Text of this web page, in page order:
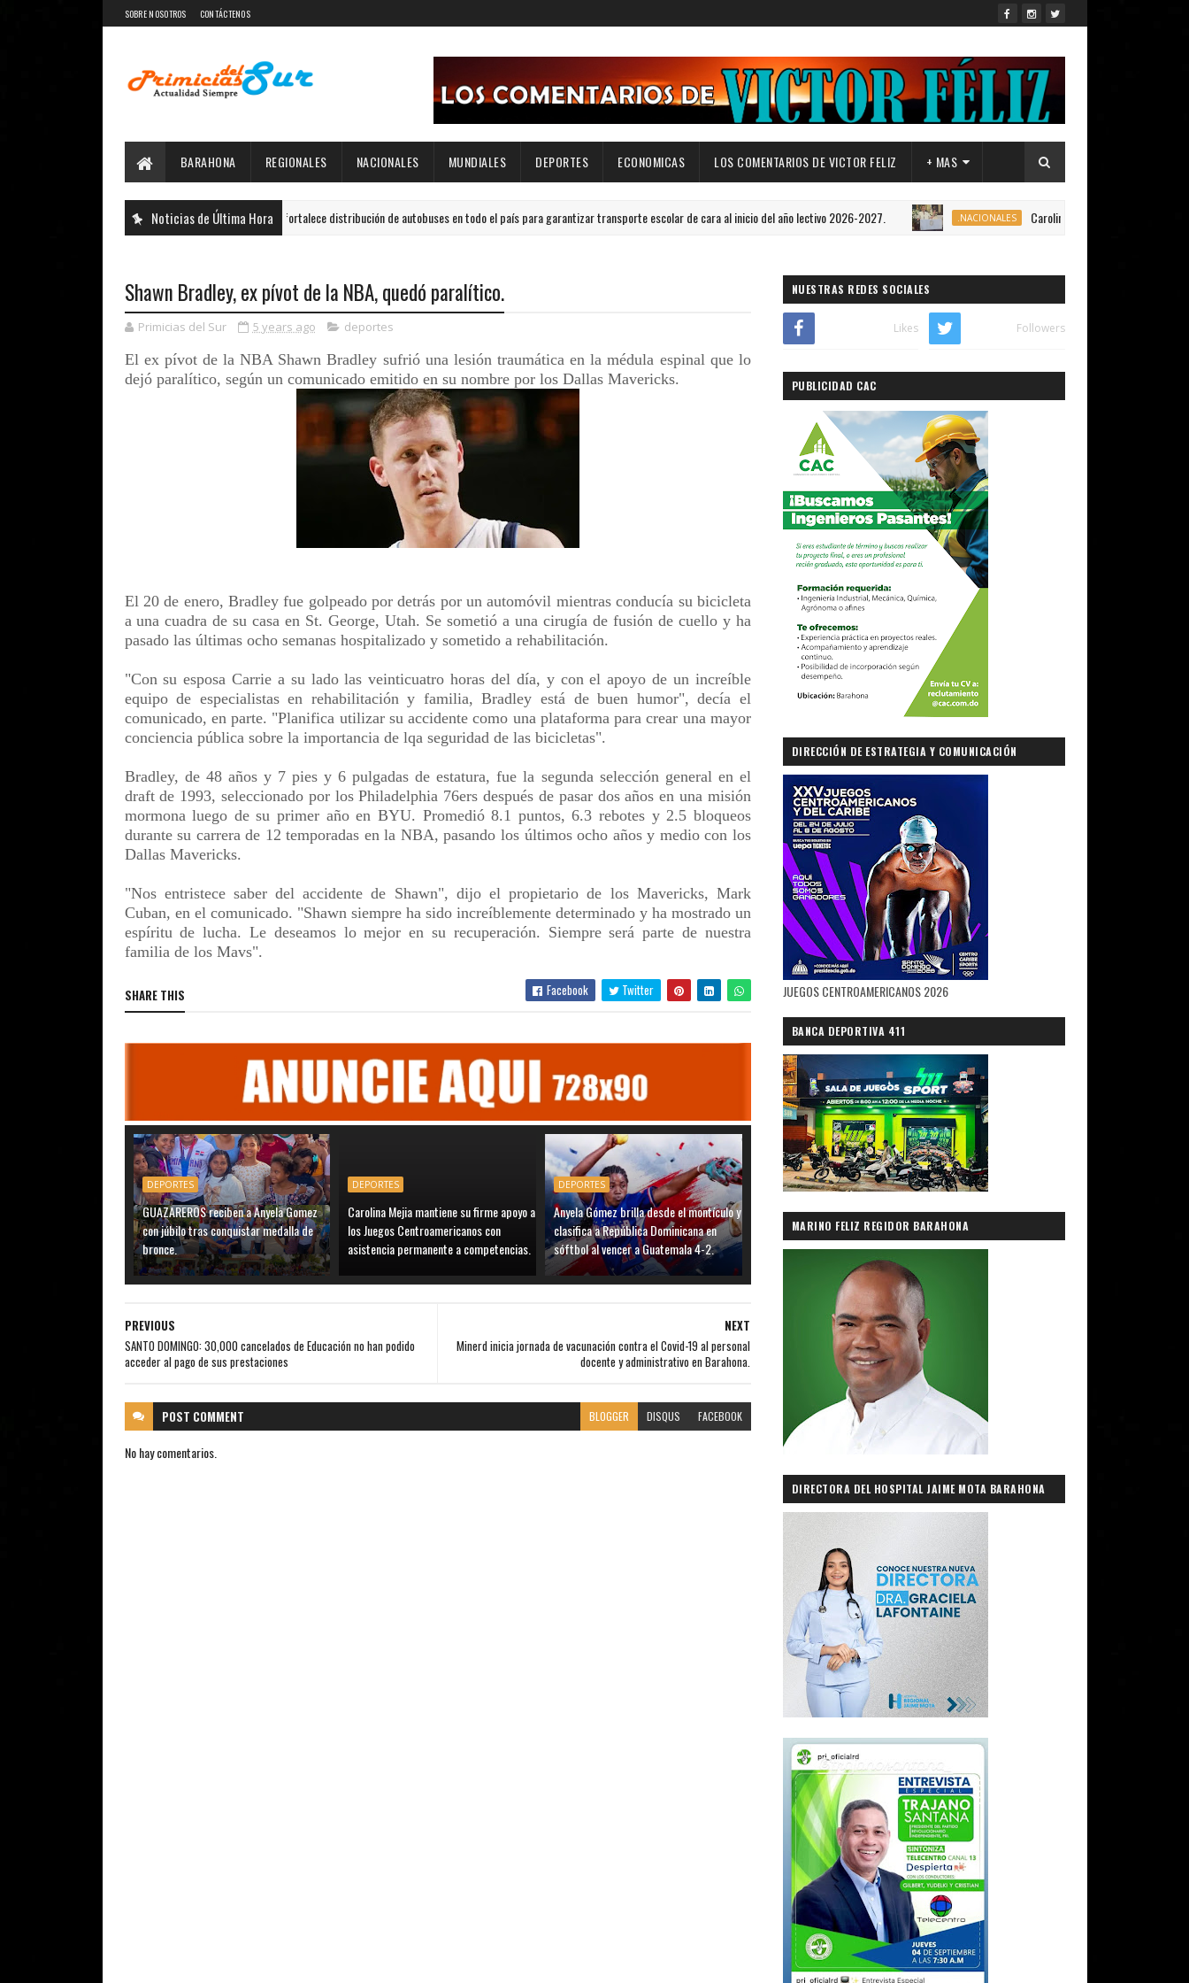
SOBRE NOSOTROS CONTÁCTENOS
BARAHONA REGIONALES NACIONALES MUNDIALES DEPORTES ECONOMICAS LOS COMENTARIOS DE VICTOR FELIZ + MAS
Noticias de Última Hora
.NACIONALES TRAE fortalece distribución de autobuses en todo el país para garantizar transporte escolar de cara al inicio del año lectivo 2026-2027. .NACIONALES Carolina Mejía asegura que el PRM se
Shawn Bradley, ex pívot de la NBA, quedó paralítico.
Primicias del Sur 5 years ago deportes
El ex pívot de la NBA Shawn Bradley sufrió una lesión traumática en la médula espinal que lo
dejó paralítico, según un comunicado emitido en su nombre por los Dallas Mavericks.
El 20 de enero, Bradley fue golpeado por detrás por un automóvil mientras conducía su bicicleta
a una cuadra de su casa en St. George, Utah. Se sometió a una cirugía de fusión de cuello y ha
pasado las últimas ocho semanas hospitalizado y sometido a rehabilitación.
"Con su esposa Carrie a su lado las veinticuatro horas del día, y con el apoyo de un increíble
equipo de especialistas en rehabilitación y familia, Bradley está de buen humor", decía el
comunicado, en parte. "Planifica utilizar su accidente como una plataforma para crear una mayor
conciencia pública sobre la importancia de lqa seguridad de las bicicletas".
Bradley, de 48 años y 7 pies y 6 pulgadas de estatura, fue la segunda selección general en el
draft de 1993, seleccionado por los Philadelphia 76ers después de pasar dos años en una misión
mormona luego de su primer año en BYU. Promedió 8.1 puntos, 6.3 rebotes y 2.5 bloqueos
durante su carrera de 12 temporadas en la NBA, pasando los últimos ocho años y medio con los
Dallas Mavericks.
"Nos entristece saber del accidente de Shawn", dijo el propietario de los Mavericks, Mark
Cuban, en el comunicado. "Shawn siempre ha sido increíblemente determinado y ha mostrado un
espíritu de lucha. Le deseamos lo mejor en su recuperación. Siempre será parte de nuestra
familia de los Mavs".
SHARE THIS Facebook Twitter
DEPORTES
GUAZAREROS reciben a Anyela Gomez
con júbilo tras conquistar medalla de
bronce.
DEPORTES
Carolina Mejia mantiene su firme apoyo a
los Juegos Centroamericanos con
asistencia permanente a competencias.
DEPORTES
Anyela Gómez brilla desde el montículo y
clasifica a República Dominicana en
sóftbol al vencer a Guatemala 4-2.
NEXT
Minerd inicia jornada de vacunación contra el Covid-19 al personal
docente y administrativo en Barahona.
PREVIOUS
SANTO DOMINGO: 30,000 cancelados de Educación no han podido
acceder al pago de sus prestaciones
POST COMMENT BLOGGER DISQUS FACEBOOK
No hay comentarios.
NUESTRAS REDES SOCIALES
Likes Followers
PUBLICIDAD CAC
DIRECCIÓN DE ESTRATEGIA Y COMUNICACIÓN
GUBERNAMENTAL
JUEGOS CENTROAMERICANOS 2026
BANCA DEPORTIVA 411
MARINO FELIZ REGIDOR BARAHONA
DIRECTORA DEL HOSPITAL JAIME MOTA BARAHONA